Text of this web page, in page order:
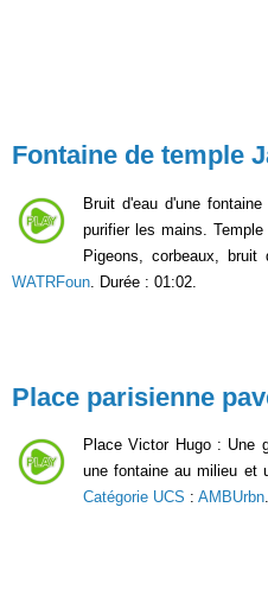
Fontaine de temple
Bruit d'eau d'une
purifier les mains.
Pigeons, corbeaux,
WATRFoun . Durée : 01:02.
Place parisienne
Place Victor Hugo : Une
une fontaine au milieu et
Catégorie UCS : AMBUrbn